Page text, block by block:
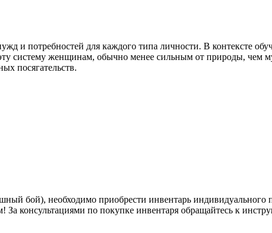
и потребностей для каждого типа личности. В контексте
систему женщинам, обычно менее сильным от природы, чем
посягательств.
бой), необходимо приобрести инвентарь индивидуального
консультациями по покупке инвентаря обращайтесь к